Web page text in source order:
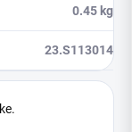
0.45 kg
23.S113014